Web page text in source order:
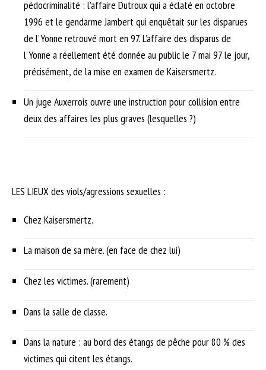
pédocriminalité : l’affaire Dutroux qui a éclaté en octobre
1996 et le gendarme Jambert qui enquêtait sur les disparues
de l’Yonne retrouvé mort en 97. L’affaire des disparus de
l’Yonne a réellement été donnée au public le 7 mai 97 le jour,
précisément, de la mise en examen de Kaisersmertz.
Un juge Auxerrois ouvre une instruction pour collision entre
deux des affaires les plus graves (lesquelles ?)
LES LIEUX des viols/agressions sexuelles :
Chez Kaisersmertz.
La maison de sa mère. (en face de chez lui)
Chez les victimes. (rarement)
Dans la salle de classe.
Dans la nature : au bord des étangs de pêche pour 80 % des
victimes qui citent les étangs.